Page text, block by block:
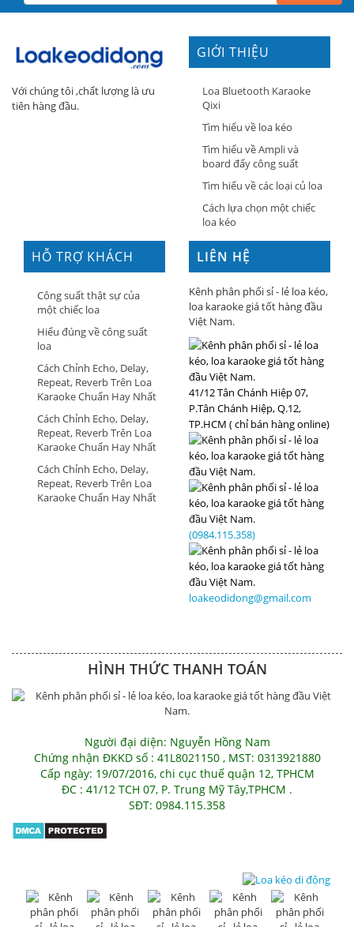
Với chúng tôi ,chất lượng là ưu
tiên hàng đầu.
GIỚI THIỆU
Loa Bluetooth Karaoke
Qixi
Tìm hiểu về loa kéo
Tìm hiểu về Ampli và
board đẩy công suất
Tìm hiểu về các loại củ loa
Cách lựa chọn một chiếc
loa kéo
HỖ TRỢ KHÁCH
HÀNG
Công suất thật sự của
một chiếc loa
Hiểu đúng về công suất
loa
Cách Chỉnh Echo, Delay,
Repeat, Reverb Trên Loa
Karaoke Chuẩn Hay Nhất
Cách Chỉnh Echo, Delay,
Repeat, Reverb Trên Loa
Karaoke Chuẩn Hay Nhất
Cách Chỉnh Echo, Delay,
Repeat, Reverb Trên Loa
Karaoke Chuẩn Hay Nhất
LIÊN HỆ
Kênh phân phối sỉ - lẻ loa kéo,
loa karaoke giá tốt hàng đầu
Việt Nam.
41/12 Tân Chánh Hiệp 07,
P.Tân Chánh Hiệp, Q.12,
TP.HCM ( chỉ bán hàng online)
(0984.115.358)
loakeodidong@gmail.com
HÌNH THỨC THANH TOÁN
Người đại diện: Nguyễn Hồng Nam
Chứng nhận ĐKKD số : 41L8021150 , MST: 0313921880
Cấp ngày: 19/07/2016, chi cục thuế quận 12, TPHCM
ĐC : 41/12 TCH 07, P. Trung Mỹ Tây,TPHCM .
SĐT: 0984.115.358